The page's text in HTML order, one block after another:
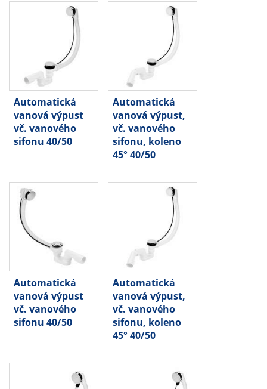
Automatická
vanová výpust
vč. vanového
sifonu 40/50
Automatická
vanová výpust,
vč. vanového
sifonu, koleno
45° 40/50
Automatická
vanová výpust
vč. vanového
sifonu 40/50
Automatická
vanová výpust,
vč. vanového
sifonu, koleno
45° 40/50